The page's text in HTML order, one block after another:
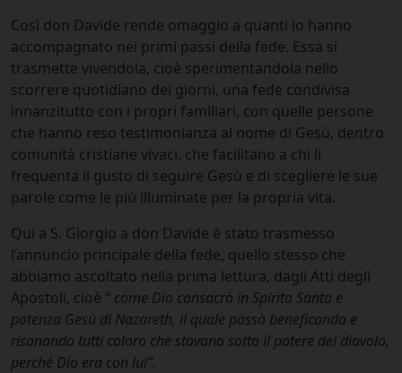
Così don Davide rende omaggio a quanti lo hanno
accompagnato nei primi passi della fede. Essa si
trasmette vivendola, cioè sperimentandola nello
scorrere quotidiano dei giorni, una fede condivisa
innanzitutto con i propri familiari, con quelle persone
che hanno reso testimonianza al nome di Gesù, dentro
comunità cristiane vivaci, che facilitano a chi li
frequenta il gusto di seguire Gesù e di scegliere le sue
parole come le più illuminate per la propria vita.
Qui a S. Giorgio a don Davide è stato trasmesso
l’annuncio principale della fede, quello stesso che
abbiamo ascoltato nella prima lettura, dagli Atti degli
Apostoli, cioè “ come Dio consacrò in Spirito Santo e
potenza Gesù di Nazareth, il quale passò beneficando e
risanando tutti coloro che stavano sotto il potere del diavolo,
perché Dio era con lui”.